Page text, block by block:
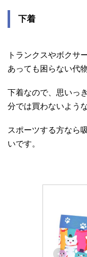
下着
トランクスやボクサ
あっても困らない代
下着なので、思いっ
分では買わないよう
スポーツする方なら
いです。